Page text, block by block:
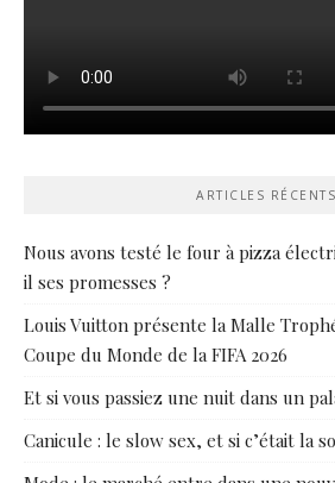
ARTICLES RÉCENTS
Nous avons testé le four à pizza
il ses promesses ?
Louis Vuitton présente la Malle
Coupe du Monde de la FIFA 2026
Et si vous passiez une nuit dans un
Canicule : le slow sex, et si c’était la